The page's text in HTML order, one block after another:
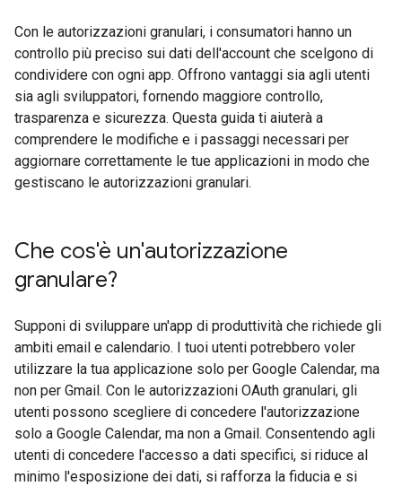
Con le autorizzazioni granulari, i consumatori hanno un
controllo più preciso sui dati dell'account che scelgono di
condividere con ogni app. Offrono vantaggi sia agli utenti
sia agli sviluppatori, fornendo maggiore controllo,
trasparenza e sicurezza. Questa guida ti aiuterà a
comprendere le modifiche e i passaggi necessari per
aggiornare correttamente le tue applicazioni in modo che
gestiscano le autorizzazioni granulari.
Che cos'è un'autorizzazione
granulare?
Supponi di sviluppare un'app di produttività che richiede gli
ambiti email e calendario. I tuoi utenti potrebbero voler
utilizzare la tua applicazione solo per Google Calendar, ma
non per Gmail. Con le autorizzazioni OAuth granulari, gli
utenti possono scegliere di concedere l'autorizzazione
solo a Google Calendar, ma non a Gmail. Consentendo agli
utenti di concedere l'accesso a dati specifici, si riduce al
minimo l'esposizione dei dati, si rafforza la fiducia e si